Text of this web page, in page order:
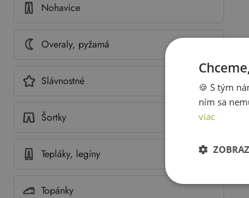
Nohavice
Overaly, pyžamá
Slávnostné
Šortky
Tepláky, legíny
Topánky
🍪 S tým
ním sa
viac